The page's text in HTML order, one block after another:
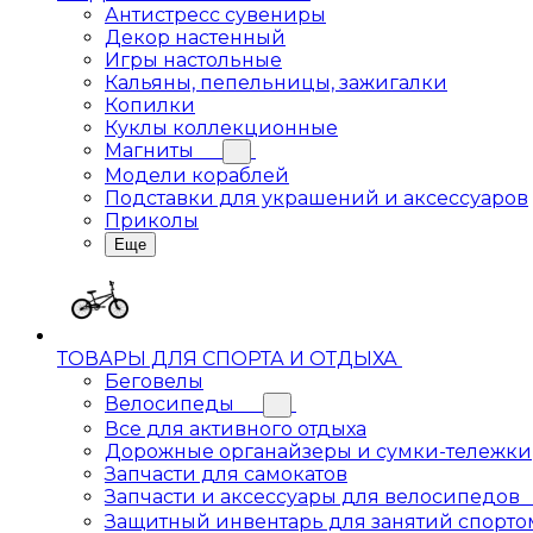
Антистресс сувениры
Декор настенный
Игры настольные
Кальяны, пепельницы, зажигалки
Копилки
Куклы коллекционные
Магниты
Модели кораблей
Подставки для украшений и аксессуаров
Приколы
Еще
ТОВАРЫ ДЛЯ СПОРТА И ОТДЫХА
Беговелы
Велосипеды
Все для активного отдыха
Дорожные органайзеры и сумки-тележки
Запчасти для самокатов
Запчасти и аксессуары для велосипедов
Защитный инвентарь для занятий